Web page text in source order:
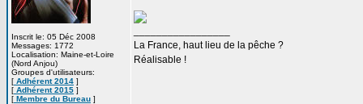
Inscrit le: 05 Déc 2008
Messages: 1772
Localisation: Maine-et-Loire
(Nord Anjou)
Groupes d'utilisateurs:
[ Adhérent 2014 ]
[ Adhérent 2015 ]
[ Membre du Bureau ]
La France, haut lieu de la pêche ?
Réalisable !